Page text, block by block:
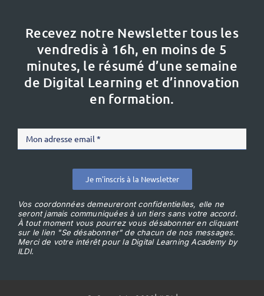
Recevez notre Newsletter tous les
vendredis à 16h, en moins de 5
minutes, le résumé d’une semaine
de Digital Learning et d’innovation
en formation.
Je m'inscris à la Newsletter
Vos coordonnées demeureront confidentielles, elle ne
seront jamais communiquées à un tiers sans votre accord.
À tout moment vous pourrez vous désabonner en cliquant
sur le lien "Se désabonner" de chacun de nos messages.
Merci de votre intérêt pour la Digital Learning Academy by
ILDI.